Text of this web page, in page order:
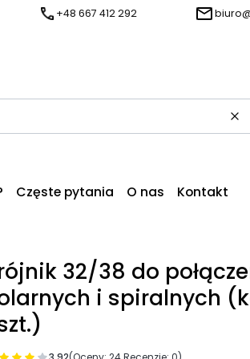
+48 667 412 292
Częste pytania O nas Kontakt
32/38 do
i spiralnych